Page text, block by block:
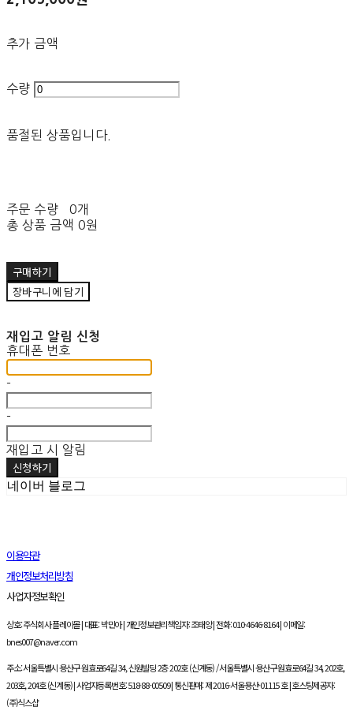
추가 금액
수량
품절된 상품입니다.
주문 수량
0개
총 상품 금액 0원
구매하기
장바구니에 담기
재입고 알림 신청
휴대폰 번호
-
-
재입고 시 알림
신청하기
네이버 블로그
이용약관
개인정보처리방침
사업자정보확인
상호: 주식회사 플레이몰 | 대표: 박민아 | 개인정보관리책임자: 조태양 | 전화: 010-4646-8164 | 이메일:
bnes007@naver.com
주소: 서울특별시 용산구 원효로64길 34, 신원빌딩 2층 202호 (신계동) / 서울특별시 용산구 원효로64길 34, 202호,
203호, 204호 (신계동) | 사업자등록번호:518-88-00509| 통신판매:제 2016-서울용산-01115 호| 호스팅제공자:
(주)식스샵